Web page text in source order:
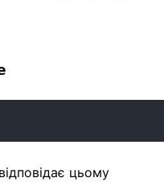
цьому